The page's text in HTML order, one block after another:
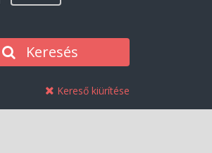
Keresés
Kereső kiürítése